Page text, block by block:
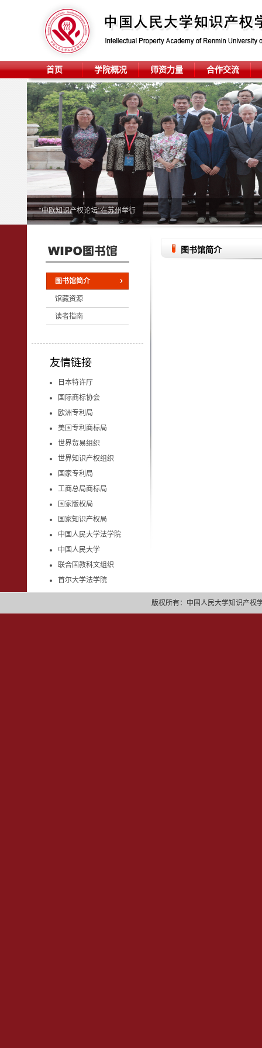
首页 学院概况 师资力量 合作交流
“中欧知识产权论坛”在苏州举行
图书馆简介
馆藏资源
读者指南
友情链接
日本特许厅
国际商标协会
欧洲专利局
美国专利商标局
世界贸易组织
世界知识产权组织
国家专利局
工商总局商标局
国家版权局
国家知识产权局
中国人民大学法学院
中国人民大学
联合国教科文组织
首尔大学法学院
图书馆简介
版权所有：中国人民大学知识产权